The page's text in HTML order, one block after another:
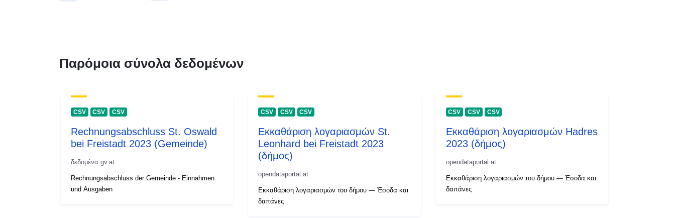
Παρόμοια σύνολα δεδομένων
CSV CSV CSV
Rechnungsabschluss St. Oswald
bei Freistadt 2023 (Gemeinde)
δεδομένα.gv.at
Rechnungsabschluss der Gemeinde - Einnahmen
und Ausgaben
CSV CSV CSV
Εκκαθάριση λογαριασμών St.
Leonhard bei Freistadt 2023
(δήμος)
opendataportal.at
Εκκαθάριση λογαριασμών του δήμου — Έσοδα και
δαπάνες
CSV CSV CSV
Εκκαθάριση λογαριασμών Hadres
2023 (δήμος)
opendataportal.at
Εκκαθάριση λογαριασμών του δήμου — Έσοδα και
δαπάνες